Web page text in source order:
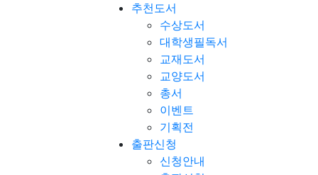
추천도서
수상도서
대학생필독서
교재도서
교양도서
총서
이벤트
기획전
출판신청
신청안내